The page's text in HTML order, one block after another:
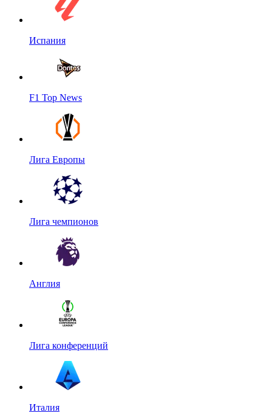
Испания
F1 Top News
Лига Европы
Лига чемпионов
Англия
Лига конференций
Италия